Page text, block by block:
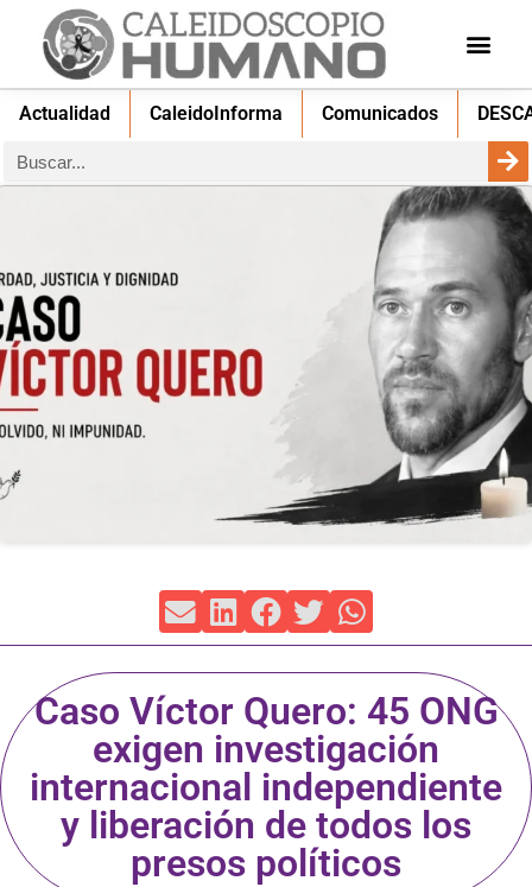
Actualidad CaleidoInforma Comunicados
Caso Víctor Quero: 45 ONG
exigen investigación
internacional independiente
y liberación de todos los
presos políticos